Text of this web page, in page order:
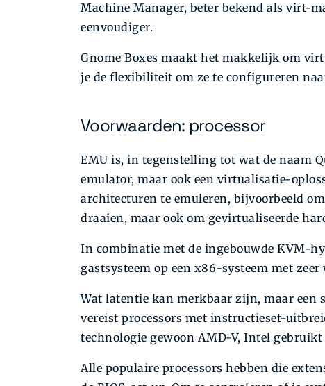
Machine Manager, beter bekend als virt-
eenvoudiger.
Gnome Boxes maakt het makkelijk om
je de flexibiliteit om ze te configureren
Voorwaarden: processor
EMU is, in tegenstelling tot wat de naam
emulator, maar ook een virtualisatie-
architecturen te emuleren, bijvoorbeeld
draaien, maar ook om gevirtualiseerde
In combinatie met de ingebouwde KVM-
gastsysteem op een x86-systeem met
Wat latentie kan merkbaar zijn, maar een
vereist processors met instructieset-
technologie gewoon AMD-V, Intel gebruikt
Alle populaire processors hebben die